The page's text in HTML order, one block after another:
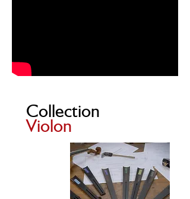
Collection
Violon